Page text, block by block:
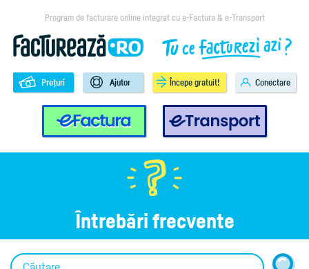
Program de facturare online integrat cu e-Factura & e-Transport
e-Factura e-Transport
Prețuri Ajutor Începe gratuit! Conectare
Întrebări frecvente